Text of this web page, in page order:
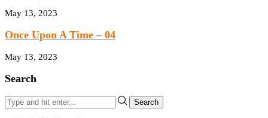
May 13, 2023
Once Upon A Time – 04
May 13, 2023
Search
Search